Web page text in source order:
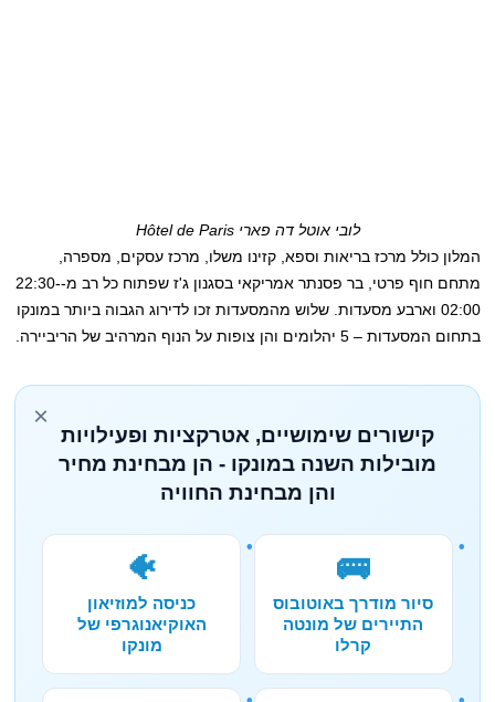
לובי אוטל דה פארי Hôtel de Paris
המלון כולל מרכז בריאות וספא, קזינו משלו, מרכז עסקים, מספרה,
מתחם חוף פרטי, בר פסנתר אמריקאי בסגנון ג'ז שפתוח כל רב מ-22:30-
02:00 וארבע מסעדות. שלוש מהמסעדות זכו לדירוג הגבוה ביותר במונקו
בתחום המסעדות – 5 יהלומים והן צופות על הנוף המרהיב של הריביירה.
×
קישורים שימושיים, אטרקציות ופעילויות
מובילות השנה במונקו - הן מבחינת מחיר
והן מבחינת החוויה
🚌
סיור מודרך באוטובוס
התיירים של מונטה
קרלו
🐠
כניסה למוזיאון
האוקיאנוגרפי של
מונקו